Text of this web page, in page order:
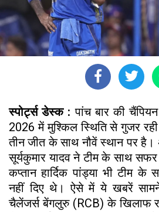
स्पोर्ट्स डेस्क : पांच बार की
2026 में मुश्किल स्थिति से गुजर
तीन जीत के साथ नौवें स्थान पर है।
सूर्यकुमार यादव ने टीम के साथ
कप्तान हार्दिक पांड्या भी टीम के
नहीं दिए थे। ऐसे में ये खबरें
चैलेंजर्स बेंगलुरु (RCB) के खिलाफ